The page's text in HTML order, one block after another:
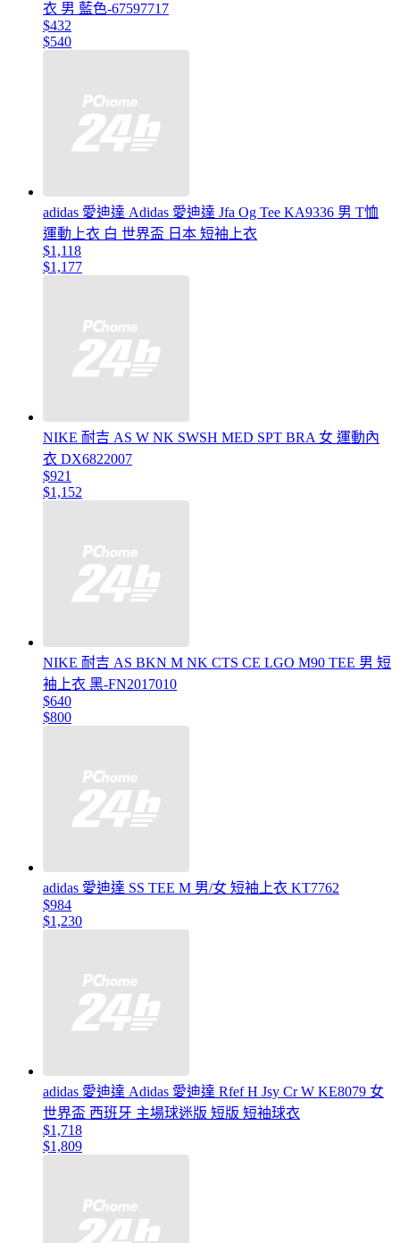
衣 男 藍色-67597717
$432
$540
adidas 愛迪達 Adidas 愛迪達 Jfa Og Tee KA9336 男 T恤
運動上衣 白 世界盃 日本 短袖上衣
$1,118
$1,177
NIKE 耐吉 AS W NK SWSH MED SPT BRA 女 運動內
衣 DX6822007
$921
$1,152
NIKE 耐吉 AS BKN M NK CTS CE LGO M90 TEE 男 短
袖上衣 黑-FN2017010
$640
$800
adidas 愛迪達 SS TEE M 男/女 短袖上衣 KT7762
$984
$1,230
adidas 愛迪達 Adidas 愛迪達 Rfef H Jsy Cr W KE8079 女
世界盃 西班牙 主場球迷版 短版 短袖球衣
$1,718
$1,809